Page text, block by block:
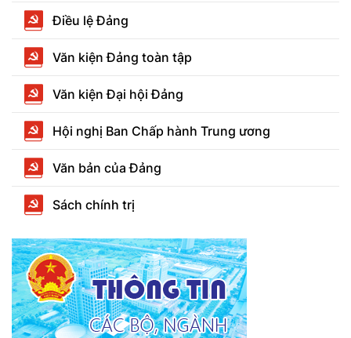
Điều lệ Đảng
Văn kiện Đảng toàn tập
Văn kiện Đại hội Đảng
Hội nghị Ban Chấp hành Trung ương
Văn bản của Đảng
Sách chính trị